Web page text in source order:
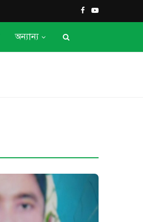
অন্যান্য